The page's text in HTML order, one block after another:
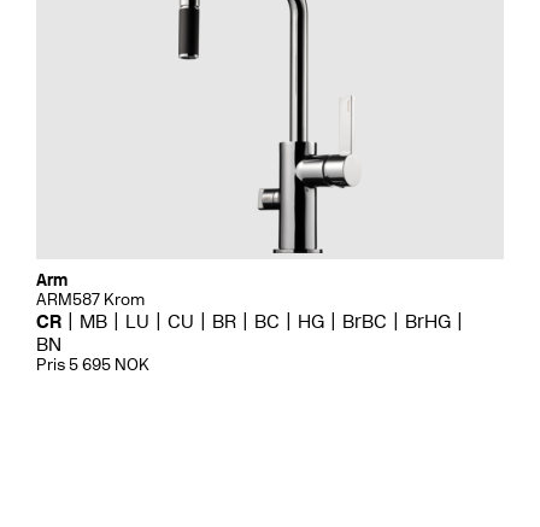
Arm
ARM587 Krom
CR MB LU CU BR BC HG BrBC
BrHG
BN
Pris 5 695 NOK